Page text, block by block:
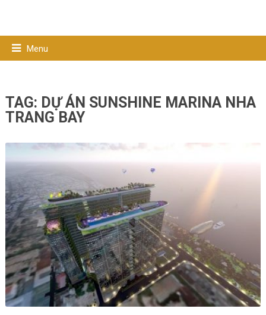
Menu
TAG: DỰ ÁN SUNSHINE MARINA NHA
TRANG BAY